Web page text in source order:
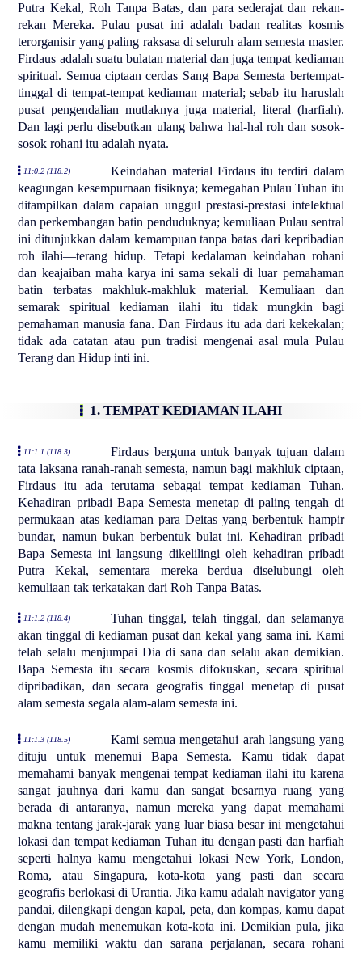
Putra Kekal, Roh Tanpa Batas, dan para sederajat dan rekan-
rekan Mereka. Pulau pusat ini adalah badan realitas kosmis
terorganisir yang paling raksasa di seluruh alam semesta master.
Firdaus adalah suatu bulatan material dan juga tempat kediaman
spiritual. Semua ciptaan cerdas Sang Bapa Semesta bertempat-
tinggal di tempat-tempat kediaman material; sebab itu haruslah
pusat pengendalian mutlaknya juga material, literal (harfiah).
Dan lagi perlu disebutkan ulang bahwa hal-hal roh dan sosok-
sosok rohani itu adalah nyata.
11:0.2 (118.2)
Keindahan material Firdaus itu terdiri dalam
keagungan kesempurnaan fisiknya; kemegahan Pulau Tuhan itu
ditampilkan dalam capaian unggul prestasi-prestasi intelektual
dan perkembangan batin penduduknya; kemuliaan Pulau sentral
ini ditunjukkan dalam kemampuan tanpa batas dari kepribadian
roh ilahi—terang hidup. Tetapi kedalaman keindahan rohani
dan keajaiban maha karya ini sama sekali di luar pemahaman
batin terbatas makhluk-makhluk material. Kemuliaan dan
semarak spiritual kediaman ilahi itu tidak mungkin bagi
pemahaman manusia fana. Dan Firdaus itu ada dari kekekalan;
tidak ada catatan atau pun tradisi mengenai asal mula Pulau
Terang dan Hidup inti ini.
1. TEMPAT KEDIAMAN ILAHI
11:1.1 (118.3)
Firdaus berguna untuk banyak tujuan dalam
tata laksana ranah-ranah semesta, namun bagi makhluk ciptaan,
Firdaus itu ada terutama sebagai tempat kediaman Tuhan.
Kehadiran pribadi Bapa Semesta menetap di paling tengah di
permukaan atas kediaman para Deitas yang berbentuk hampir
bundar, namun bukan berbentuk bulat ini. Kehadiran pribadi
Bapa Semesta ini langsung dikelilingi oleh kehadiran pribadi
Putra Kekal, sementara mereka berdua diselubungi oleh
kemuliaan tak terkatakan dari Roh Tanpa Batas.
11:1.2 (118.4)
Tuhan tinggal, telah tinggal, dan selamanya
akan tinggal di kediaman pusat dan kekal yang sama ini. Kami
telah selalu menjumpai Dia di sana dan selalu akan demikian.
Bapa Semesta itu secara kosmis difokuskan, secara spiritual
dipribadikan, dan secara geografis tinggal menetap di pusat
alam semesta segala alam-alam semesta ini.
11:1.3 (118.5)
Kami semua mengetahui arah langsung yang
dituju untuk menemui Bapa Semesta. Kamu tidak dapat
memahami banyak mengenai tempat kediaman ilahi itu karena
sangat jauhnya dari kamu dan sangat besarnya ruang yang
berada di antaranya, namun mereka yang dapat memahami
makna tentang jarak-jarak yang luar biasa besar ini mengetahui
lokasi dan tempat kediaman Tuhan itu dengan pasti dan harfiah
seperti halnya kamu mengetahui lokasi New York, London,
Roma, atau Singapura, kota-kota yang pasti dan secara
geografis berlokasi di Urantia. Jika kamu adalah navigator yang
pandai, dilengkapi dengan kapal, peta, dan kompas, kamu dapat
dengan mudah menemukan kota-kota ini. Demikian pula, jika
kamu memiliki waktu dan sarana perjalanan, secara rohani